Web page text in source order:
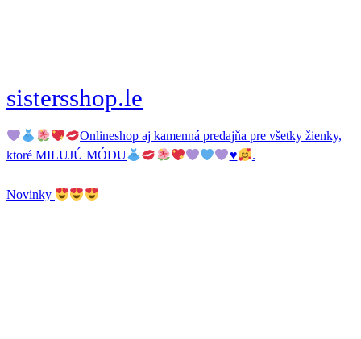
sistersshop.le
Onlineshop aj kamenná predajňa pre všetky žienky,
ktoré MILUJÚ MÓDU
♥️ .
Novinky